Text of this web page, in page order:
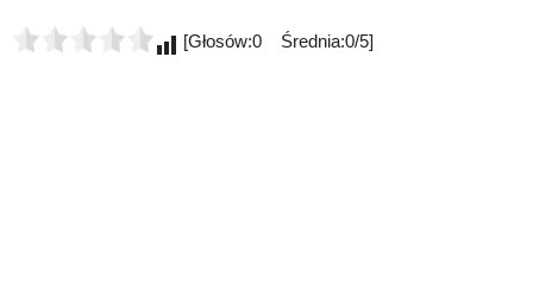
[Głosów:0 Średnia:0/5]